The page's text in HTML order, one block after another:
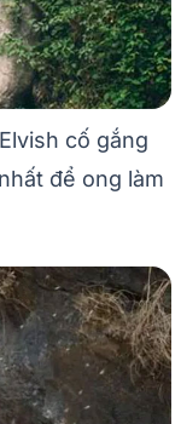
cố gắng
để ong làm